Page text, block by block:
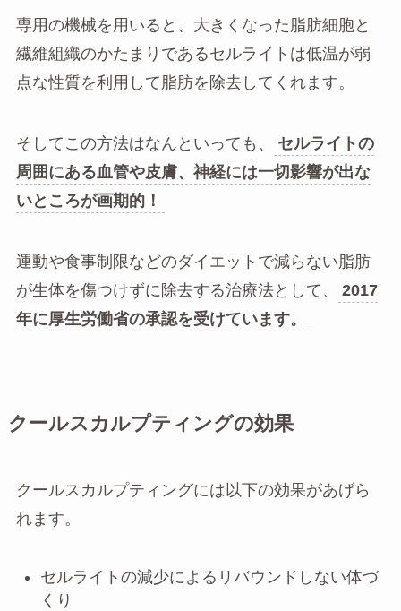
専用の機械を用いると、大きくなった脂肪細胞と
繊維組織のかたまりであるセルライトは低温が弱
点な性質を利用して脂肪を除去してくれます。
そしてこの方法はなんといっても、
セルライトの
周囲にある血管や皮膚、神経には一切影響が出な
いところが画期的！
運動や食事制限などのダイエットで減らない脂肪
が生体を傷つけずに除去する治療法として、
2017
年に厚生労働省の承認を受けています。
クールスカルプティングの効果
クールスカルプティングには以下の効果があげら
れます。
セルライトの減少によるリバウンドしない体づ
くり